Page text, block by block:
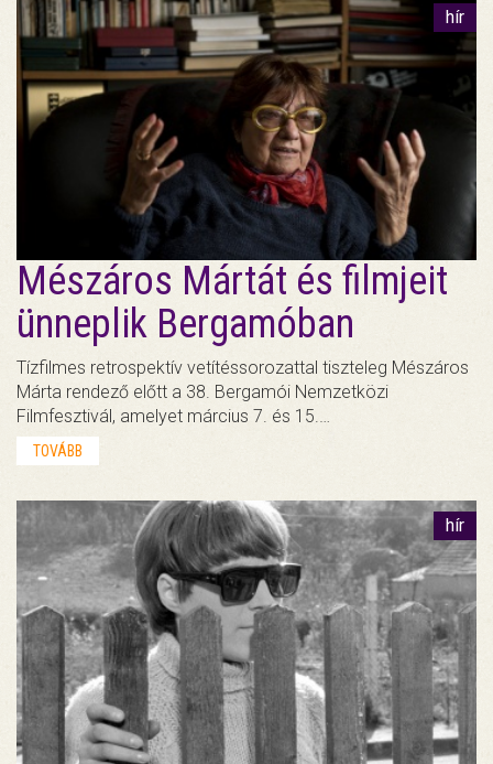
hír
Mészáros Mártát és filmjeit
ünneplik Bergamóban
Tízfilmes retrospektív vetítéssorozattal tiszteleg Mészáros
Márta rendező előtt a 38. Bergamói Nemzetközi
Filmfesztivál, amelyet március 7. és 15.…
TOVÁBB
hír